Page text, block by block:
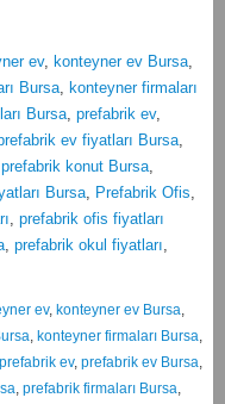
ev, konteyner ev Bursa,
Bursa, konteyner firmaları
Bursa, prefabrik ev,
ev fiyatları Bursa,
prefabrik konut Bursa,
Bursa, Prefabrik Ofis,
, prefabrik ofis fiyatları
, prefabrik okul fiyatları,
ev, konteyner ev Bursa,
, konteyner firmaları Bursa,
prefabrik ev, prefabrik ev Bursa,
, prefabrik firmaları Bursa,